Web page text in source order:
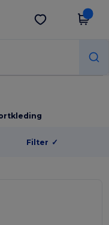
Download app
Filter ✓